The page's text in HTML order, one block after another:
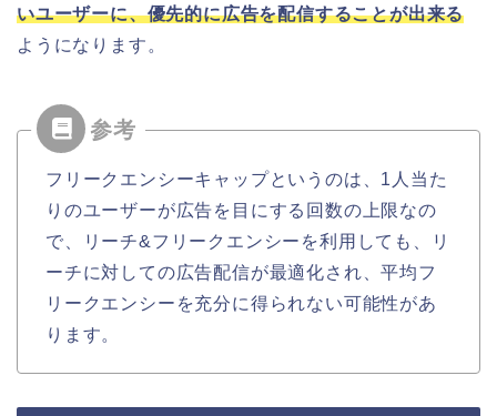
いユーザーに、優先的に広告を配信することが出来る
ようになります。
フリークエンシーキャップというのは、1人当た
りのユーザーが広告を目にする回数の上限なの
で、リーチ&フリークエンシーを利用しても、リ
ーチに対しての広告配信が最適化され、平均フ
リークエンシーを充分に得られない可能性があ
ります。